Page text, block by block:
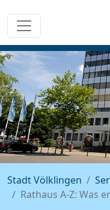
Stadt Völklingen
Rathaus A-Z: Was